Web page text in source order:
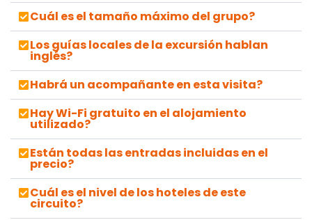
Cuál es el tamaño máximo del grupo?
Los guías locales de la excursión hablan
inglés?
Habrá un acompañante en esta visita?
Hay Wi-Fi gratuito en el alojamiento
utilizado?
Están todas las entradas incluidas en el
precio?
Cuál es el nivel de los hoteles de este
circuito?